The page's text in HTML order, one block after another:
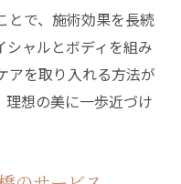
るこだわりポイン
エステの魅力解説
される理由を探る
とで、施術効果を長続
シャルとボディを組み
アを取り入れる方法が
想の美に一歩近づけ